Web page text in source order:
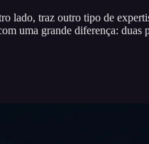
lado, traz outro tipo de
uma grande diferença: duas